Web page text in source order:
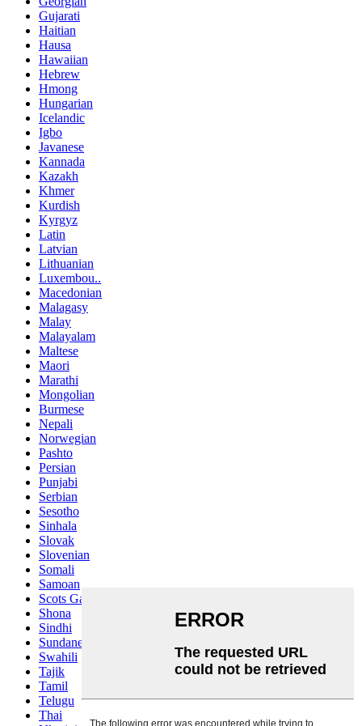
Gujarati
Haitian
Hausa
Hawaiian
Hebrew
Hmong
Hungarian
Icelandic
Igbo
Javanese
Kannada
Kazakh
Khmer
Kurdish
Kyrgyz
Latin
Latvian
Lithuanian
Luxembou..
Macedonian
Malagasy
Malay
Malayalam
Maltese
Maori
Marathi
Mongolian
Burmese
Nepali
Norwegian
Pashto
Persian
Punjabi
Serbian
Sesotho
Sinhala
Slovak
Slovenian
Somali
Samoan
Scots Gaelic
Shona
Sindhi
Sundanese
Swahili
Tajik
Tamil
Telugu
Thai